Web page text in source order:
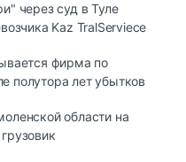
через суд в Туле
Kaz TralServiece
фирма по
полутора лет убытков
области на